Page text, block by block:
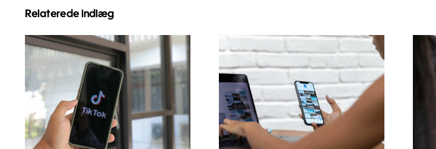
Relaterede indlæg
Maksimer
Rækkevidde:
Effektive
Tværplatforms
Postværktøjer til 2024
Top 3 platforme til at
finde idéer til
brugergenereret
indhold (UGC)